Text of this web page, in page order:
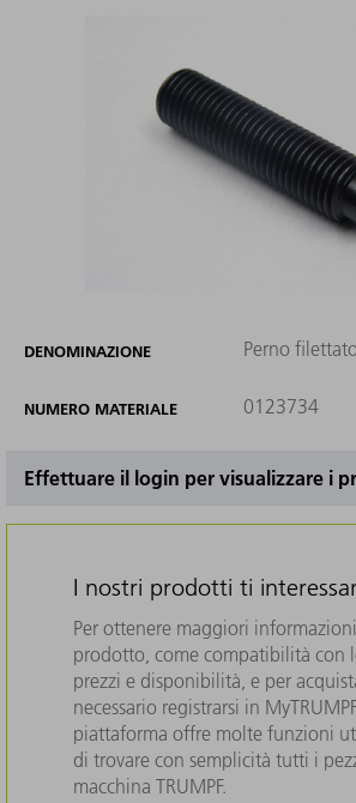
DENOMINAZIONE Perno filettato
NUMERO MATERIALE 0123734
Effettuare il login per visualizzare i
I nostri prodotti ti
Per ottenere maggiori
prodotto, come compatibilità con
prezzi e disponibilità, e per
necessario registrarsi in
piattaforma offre molte funzioni
di trovare con semplicità tutti i
macchina TRUMPF.